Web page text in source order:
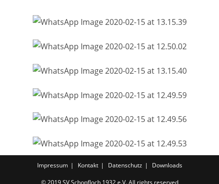
Impressum Kontakt Datenschutz Downloads
© 2019 SV Schopfloch 1932 e.V. All rights reserved